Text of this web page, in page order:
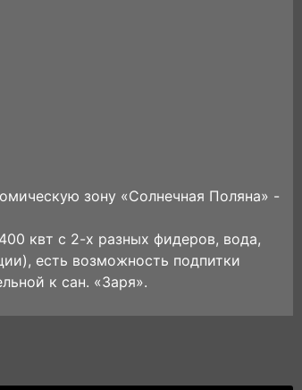
зону «Солнечная Поляна» -
квт с 2-х разных фидеров, вода,
есть возможность подпитки
к сан. «Заря».